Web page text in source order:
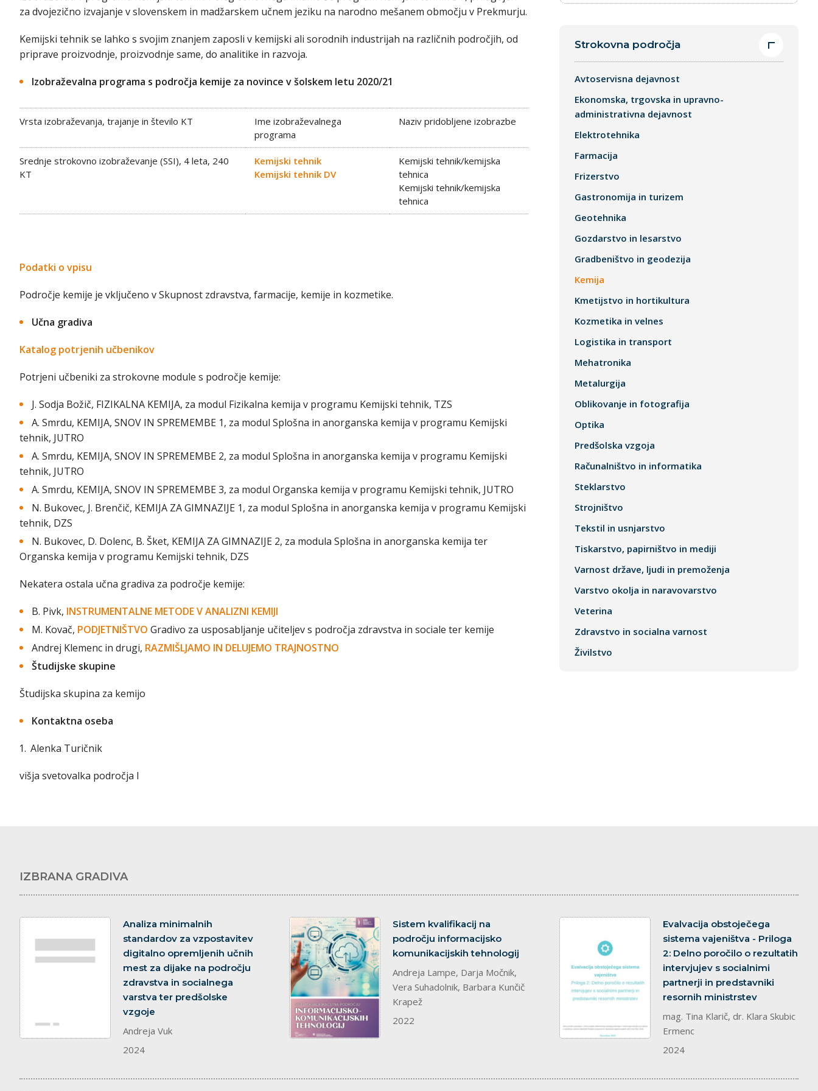
za dvojezično izvajanje v slovenskem in madžarskem učnem jeziku na narodno mešanem območju v Prekmurju.
Kemijski tehnik se lahko s svojim znanjem zaposli v kemijski ali sorodnih industrijah na različnih področjih, od
priprave proizvodnje, proizvodnje same, do analitike in razvoja.
Izobraževalna programa s področja kemije za novince v šolskem letu 2020/21
Vrsta izobraževanja, trajanje in število KT
Ime izobraževalnega
programa
Naziv pridobljene izobrazbe
Srednje strokovno izobraževanje (SSI), 4 leta, 240
KT
Kemijski tehnik
Kemijski tehnik DV
Kemijski tehnik/kemijska
tehnica
Kemijski tehnik/kemijska
tehnica
Podatki o vpisu
Področje kemije je vključeno v Skupnost zdravstva, farmacije, kemije in kozmetike.
Učna gradiva
Katalog potrjenih učbenikov
Potrjeni učbeniki za strokovne module s področje kemije:
J. Sodja Božič, FIZIKALNA KEMIJA, za modul Fizikalna kemija v programu Kemijski tehnik, TZS
A. Smrdu, KEMIJA, SNOV IN SPREMEMBE 1, za modul Splošna in anorganska kemija v programu Kemijski
tehnik, JUTRO
A. Smrdu, KEMIJA, SNOV IN SPREMEMBE 2, za modul Splošna in anorganska kemija v programu Kemijski
tehnik, JUTRO
A. Smrdu, KEMIJA, SNOV IN SPREMEMBE 3, za modul Organska kemija v programu Kemijski tehnik, JUTRO
N. Bukovec, J. Brenčič, KEMIJA ZA GIMNAZIJE 1, za modul Splošna in anorganska kemija v programu Kemijski
tehnik, DZS
N. Bukovec, D. Dolenc, B. Šket, KEMIJA ZA GIMNAZIJE 2, za modula Splošna in anorganska kemija ter
Organska kemija v programu Kemijski tehnik, DZS
Nekatera ostala učna gradiva za področje kemije:
B. Pivk, INSTRUMENTALNE METODE V ANALIZNI KEMIJI
M. Kovač, PODJETNIŠTVO Gradivo za usposabljanje učiteljev s področja zdravstva in sociale ter kemije
Andrej Klemenc in drugi, RAZMIŠLJAMO IN DELUJEMO TRAJNOSTNO
Študijske skupine
Študijska skupina za kemijo
Kontaktna oseba
Alenka Turičnik
višja svetovalka področja I
Strokovna področja
Avtoservisna dejavnost
Ekonomska, trgovska in upravno-
administrativna dejavnost
Elektrotehnika
Farmacija
Frizerstvo
Gastronomija in turizem
Geotehnika
Gozdarstvo in lesarstvo
Gradbeništvo in geodezija
Kemija
Kmetijstvo in hortikultura
Kozmetika in velnes
Logistika in transport
Mehatronika
Metalurgija
Oblikovanje in fotografija
Optika
Predšolska vzgoja
Računalništvo in informatika
Steklarstvo
Strojništvo
Tekstil in usnjarstvo
Tiskarstvo, papirništvo in mediji
Varnost države, ljudi in premoženja
Varstvo okolja in naravovarstvo
Veterina
Zdravstvo in socialna varnost
Živilstvo
IZBRANA GRADIVA
dokument
Analiza minimalnih
standardov za vzpostavitev
digitalno opremljenih učnih
mest za dijake na področju
zdravstva in socialnega
varstva ter predšolske
vzgoje
Andreja Vuk
2024
dokument
Sistem kvalifikacij na
področju informacijsko
komunikacijskih tehnologij
Andreja Lampe, Darja Močnik,
Vera Suhadolnik, Barbara Kunčič
Krapež
2022
dokument
Evalvacija obstoječega
sistema vajeništva - Priloga
2: Delno poročilo o rezultatih
intervjujev s socialnimi
partnerji in predstavniki
resornih ministrstev
mag. Tina Klarič, dr. Klara Skubic
Ermenc
2024